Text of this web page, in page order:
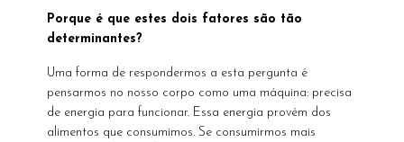
Porque é que estes dois fatores são tão
determinantes?
Uma forma de respondermos a esta pergunta é
pensarmos no nosso corpo como uma máquina: precisa
de energia para funcionar. Essa energia provém dos
alimentos que consumimos. Se consumirmos mais